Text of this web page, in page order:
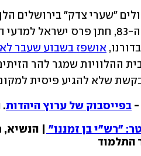
אושפז בשבוע שעבר
שלא להגיע פיסית למקום,
- בפייסבוק של ערוץ היהדות.
"רש"י בן זמננו"
|
התלמוד